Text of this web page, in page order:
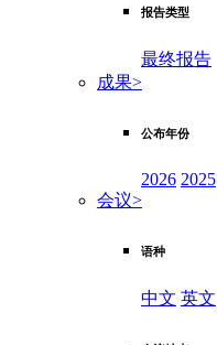
报告类型
最终报告
成果>
公布年份
2026 2025
会议>
语种
中文 英文